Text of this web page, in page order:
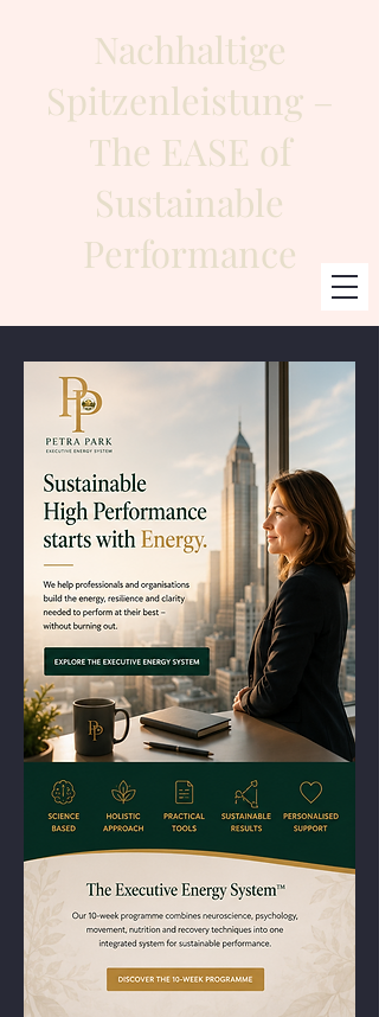
Nachhaltige
Spitzenleistung –
The EASE of
Sustainable
Performance